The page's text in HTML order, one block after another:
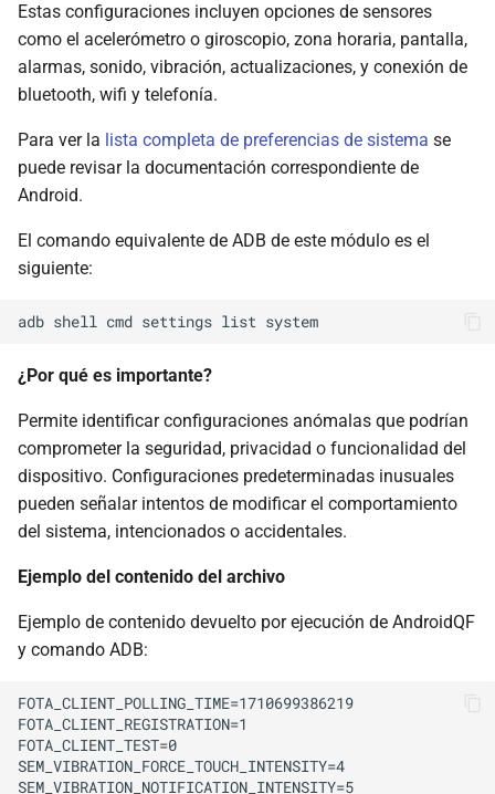
Estas configuraciones incluyen opciones de sensores
como el acelerómetro o giroscopio, zona horaria, pantalla,
alarmas, sonido, vibración, actualizaciones, y conexión de
bluetooth, wifi y telefonía.
Para ver la lista completa de preferencias de sistema se
puede revisar la documentación correspondiente de
Android.
El comando equivalente de ADB de este módulo es el
siguiente:
¿Por qué es importante?
Permite identificar configuraciones anómalas que podrían
comprometer la seguridad, privacidad o funcionalidad del
dispositivo. Configuraciones predeterminadas inusuales
pueden señalar intentos de modificar el comportamiento
del sistema, intencionados o accidentales.
Ejemplo del contenido del archivo
Ejemplo de contenido devuelto por ejecución de AndroidQF
y comando ADB:
FOTA_CLIENT_POLLING_TIME=1710699386219
FOTA_CLIENT_REGISTRATION=1
FOTA_CLIENT_TEST=0
SEM_VIBRATION_FORCE_TOUCH_INTENSITY=4
SEM_VIBRATION_NOTIFICATION_INTENSITY=5